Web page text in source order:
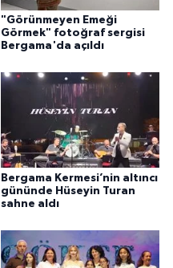
"Görünmeyen Emeği
Görmek" fotoğraf sergisi
Bergama'da açıldı
Bergama Kermesi’nin altıncı
gününde Hüseyin Turan
sahne aldı